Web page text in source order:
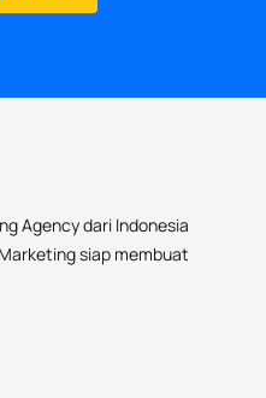
Agency dari Indonesia
siap membuat